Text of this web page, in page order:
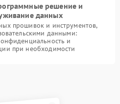
решение и
данных
прошивок и инструментов,
данными:
и
при необходимости